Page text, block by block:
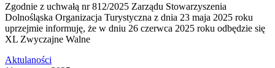
Zgodnie z uchwałą nr 812/2025 Zarządu Stowarzyszenia
Dolnośląska Organizacja Turystyczna z dnia 23 maja 2025 roku
uprzejmie informuję, że w dniu 26 czerwca 2025 roku odbędzie się
XL Zwyczajne Walne
Aktulaności